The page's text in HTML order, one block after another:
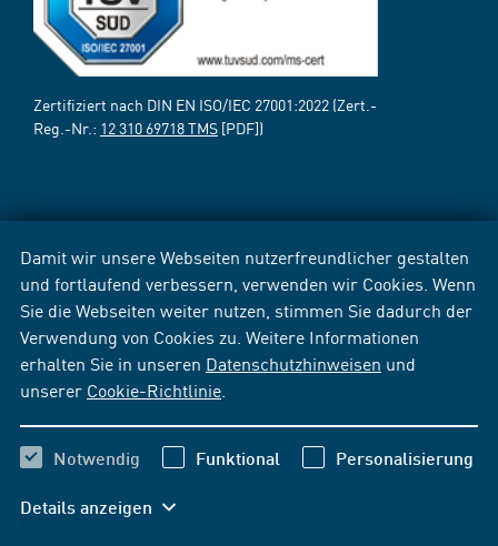
Damit wir unsere Webseiten nutzerfreundlicher gestalten
und fortlaufend verbessern, verwenden wir Cookies. Wenn
Sie die Webseiten weiter nutzen, stimmen Sie dadurch der
Verwendung von Cookies zu. Weitere Informationen
erhalten Sie in unseren Datenschutzhinweisen und
unserer Cookie-Richtlinie
Notwendig Funktional Personalisierung
Details anzeigen
Zertifiziert nach DIN EN ISO/IEC 27001:2022 (Zert.-
Reg.-Nr.: 12 310 69718 TMS [PDF])